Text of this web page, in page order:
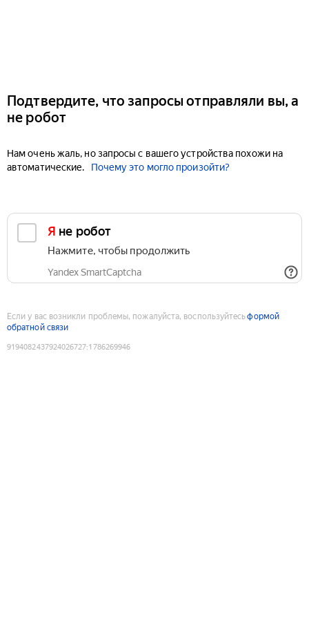
Подтвердите, что запросы отправляли вы, а
не робот
Нам очень жаль, но запросы с вашего устройства похожи на
автоматические.
Почему это могло произойти?
Я не робот
Нажмите, чтобы продолжить
Yandex SmartCaptcha
Если у вас возникли проблемы, пожалуйста, воспользуйтесьформой
обратной связи
9194082437924026727:1786269946